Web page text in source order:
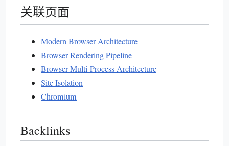
关联页面
Modern Browser Architecture
Browser Rendering Pipeline
Browser Multi-Process Architecture
Site Isolation
Chromium
Backlinks